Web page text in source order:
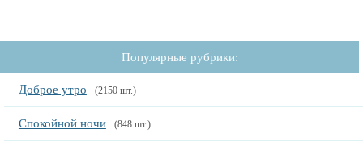
Популярные рубрики:
Доброе утро (2150 шт.)
Спокойной ночи (848 шт.)